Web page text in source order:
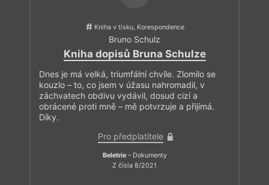
Kniha v tisku, Korespondence
Bruno Schulz
Kniha dopisů Bruna Schulze
Dnes je má velká, triumfální chvíle. Zlomilo se
kouzlo – to, co jsem v úžasu nahromadil, v
záchvatech obdivu vydávil, dosud cizí a
obrácené proti mně – mě potvrzuje a přijímá.
Díky.
Pro předplatitele
Beletrie– Dokumenty
Z čísla 8/2021